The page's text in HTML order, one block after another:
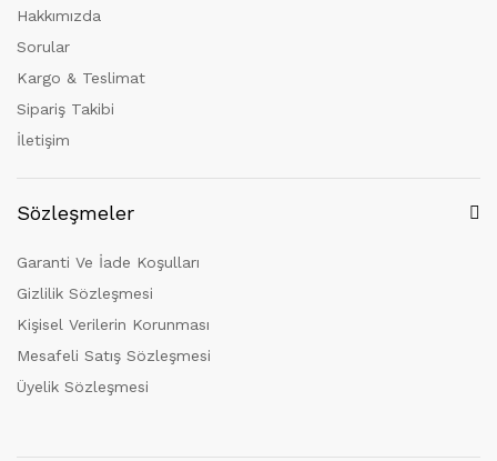
Hakkımızda
Sorular
Kargo & Teslimat
Sipariş Takibi
İletişim
Sözleşmeler
Garanti Ve İade Koşulları
Gizlilik Sözleşmesi
Kişisel Verilerin Korunması
Mesafeli Satış Sözleşmesi
Üyelik Sözleşmesi